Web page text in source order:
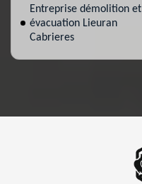
Entreprise démolition et
évacuation Lieuran
Cabrieres